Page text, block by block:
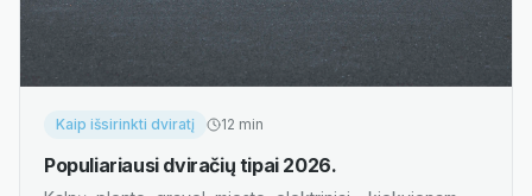
Kaip išsirinkti dviratį 12 min
Populiariausi dviračių tipai 2026.